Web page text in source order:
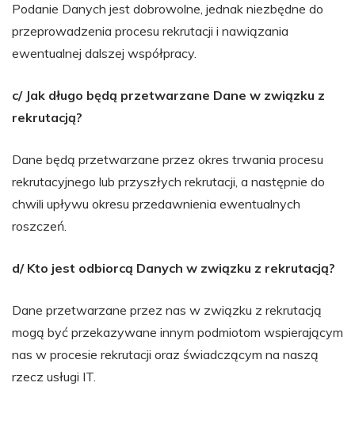
Podanie Danych jest dobrowolne, jednak niezbędne do
przeprowadzenia procesu rekrutacji i nawiązania
ewentualnej dalszej współpracy.
c/ Jak długo będą przetwarzane Dane w związku z
rekrutacją?
Dane będą przetwarzane przez okres trwania procesu
rekrutacyjnego lub przyszłych rekrutacji, a następnie do
chwili upływu okresu przedawnienia ewentualnych
roszczeń.
d/ Kto jest odbiorcą Danych w związku z rekrutacją?
Dane przetwarzane przez nas w związku z rekrutacją
mogą być przekazywane innym podmiotom wspierającym
nas w procesie rekrutacji oraz świadczącym na naszą
rzecz usługi IT.